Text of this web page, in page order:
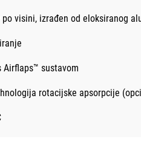
po visini, izrađen od eloksiranog
Airflaps™ sustavom
rotacijske apsorpcije